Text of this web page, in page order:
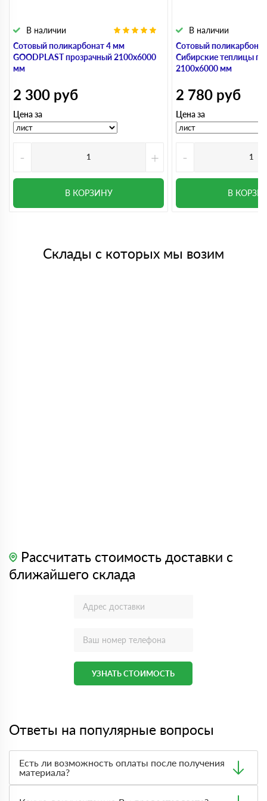
Сотовый поликарбонат 4 мм
GOODPLAST прозрачный 2100х6000
мм
В наличии
2 300 руб
Цена за
- +
В КОРЗИНУ
Сотовый
Сибирские теплицы
2100х6000 мм
В наличии
2 780 руб
Цена за
-
В
Склады с которых мы возим
Рассчитать стоимость доставки с
ближайшего склада
УЗНАТЬ СТОИМОСТЬ
Ответы на популярные вопросы
Есть ли возможность оплаты после получения
материала?